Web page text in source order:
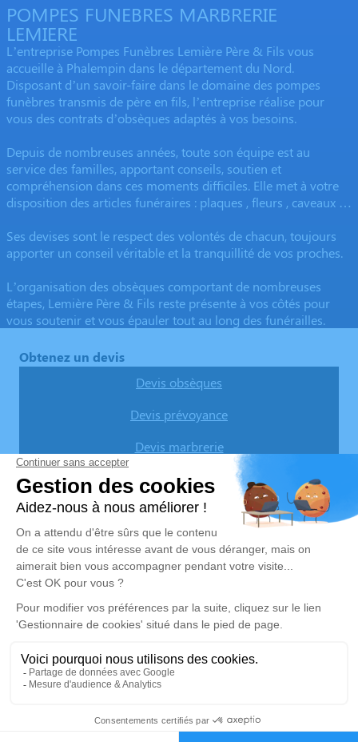
Demande de devis
POMPES FUNEBRES MARBRERIE
LEMIERE
L’entreprise Pompes Funèbres Lemière Père & Fils vous
accueille à Phalempin dans le département du Nord.
Disposant d’un savoir-faire dans le domaine des pompes
funèbres transmis de père en fils, l’entreprise réalise pour
vous des contrats d’obsèques adaptés à vos besoins.
Depuis de nombreuses années, toute son équipe est au
service des familles, apportant conseils, soutien et
compréhension dans ces moments difficiles. Elle met à votre
disposition des articles funéraires : plaques , fleurs , caveaux …
Ses devises sont le respect des volontés de chacun, toujours
apporter un conseil véritable et la tranquillité de vos proches.
L’organisation des obsèques comportant de nombreuses
étapes, Lemière Père & Fils reste présente à vos côtés pour
vous soutenir et vous épauler tout au long des funérailles.
Obtenez un devis
Devis obsèques
Devis prévoyance
Devis marbrerie
Nos agences
Pompes Funèbres Lemière
03 74 11 11 82
pflemiere@orange.fr
26, rue du Maréchal Foch - 59133 - Phalempin
4.7/5 - 34 avis
Pompes Funèbres & Marbrerie LEMIERE - SINGEZ
03 67 80 47 72
pflemiere@orange.fr
1, Route d’Estaires - 62840 - Lorgies
Nos Services Liens utiles